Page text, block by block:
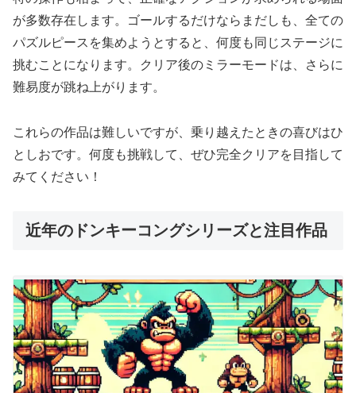
が多数存在します。ゴールするだけならまだしも、全ての
パズルピースを集めようとすると、何度も同じステージに
挑むことになります。クリア後のミラーモードは、さらに
難易度が跳ね上がります。
これらの作品は難しいですが、乗り越えたときの喜びはひ
としおです。何度も挑戦して、ぜひ完全クリアを目指して
みてください！
近年のドンキーコングシリーズと注目作品